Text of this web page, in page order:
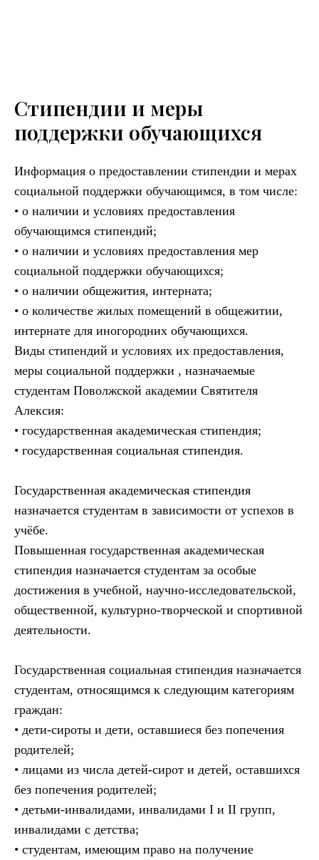
Стипендии и меры
поддержки обучающихся
Информация о предоставлении стипендии и мерах
социальной поддержки обучающимся, в том числе:
• о наличии и условиях предоставления
обучающимся стипендий;
• о наличии и условиях предоставления мер
социальной поддержки обучающихся;
• о наличии общежития, интерната;
• о количестве жилых помещений в общежитии,
интернате для иногородних обучающихся.
Виды стипендий и условиях их предоставления,
меры социальной поддержки , назначаемые
студентам Поволжской академии Святителя
Алексия:
• государственная академическая стипендия;
• государственная социальная стипендия.
Государственная академическая стипендия
назначается студентам в зависимости от успехов в
учёбе.
Повышенная государственная академическая
стипендия назначается студентам за особые
достижения в учебной, научно-исследовательской,
общественной, культурно-творческой и спортивной
деятельности.
Государственная социальная стипендия назначается
студентам, относящимся к следующим категориям
граждан:
• дети-сироты и дети, оставшиеся без попечения
родителей;
• лицами из числа детей-сирот и детей, оставшихся
без попечения родителей;
• детьми-инвалидами, инвалидами I и II групп,
инвалидами с детства;
• студентам, имеющим право на получение